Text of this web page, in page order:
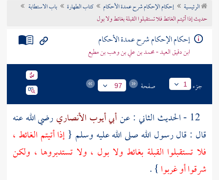
تراجم الأعلام
الرئيسية إحكام الإحكام شرح عمدة الأحكام كتاب الطهارة
باب الاستطابة
حديث إذا أتيتم الغائط فلا تستقبلوا القبلة بغائط ولا بول
إحكام الإحكام شرح عمدة الأحكام
ابن دقيق العيد - محمد بن علي بن وهب بن مطيع
جزء 1 صفحة 97
أبي أيوب الأنصاريرضي الله عنه
قال : قال رسول الله صلى الله عليه وسلم {إذا أتيتم الغائط ،
فلا تستقبلوا القبلة بغائط ولا بول ، ولا تستدبروها ، ولكن
شرقوا أو غربوا} .